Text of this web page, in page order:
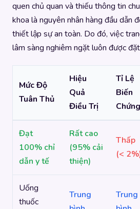
quen chủ quan và thiếu thông tin
khoa là nguyên nhân hàng đầu dẫn
thiết lập sự an toàn. Do đó, việc
lâm sàng nghiêm ngặt luôn được
Mức Độ
Tuân Thủ
Hiệu
Quả
Điều Trị
Tỉ Lệ
Biến
Chứng
Đạt
100% chỉ
dẫn y tế
Rất cao
(95% cải
thiện)
Thấp
(<
Uống
thuốc
Trung
Trung